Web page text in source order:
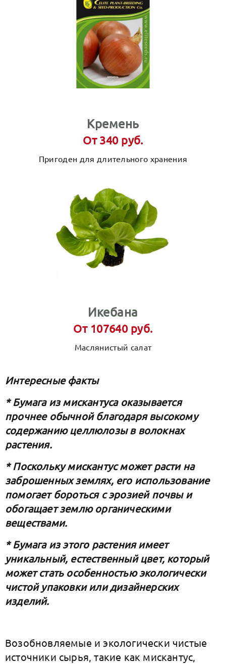
Кремень
От 340 руб.
Пригоден для длительного хранения
Икебана
От 107640 руб.
Маслянистый салат
Интересные факты
* Бумага из мискантуса оказывается
прочнее обычной благодаря высокому
содержанию целлюлозы в волокнах
растения.
* Поскольку мискантус может расти на
заброшенных землях, его использование
помогает бороться с эрозией почвы и
обогащает землю органическими
веществами.
* Бумага из этого растения имеет
уникальный, естественный цвет, который
может стать особенностью экологически
чистой упаковки или дизайнерских
изделий.
Возобновляемые и экологически чистые
источники сырья, такие как мискантус,